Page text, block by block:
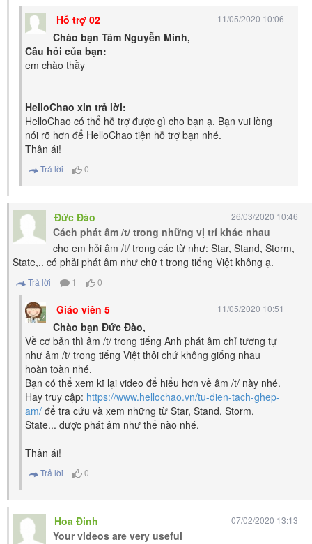
Hỗ trợ 02 11/05/2020 10:06
Chào bạn Tâm Nguyễn Minh,
Câu hỏi của bạn:
em chào thầy
HelloChao xin trả lời:
HelloChao có thể hỗ trợ được gì cho bạn ạ. Bạn vui lòng
nói rõ hơn để HelloChao tiện hỗ trợ bạn nhé.
Thân ái!
Trả lời 0
Đức Đào 26/03/2020 10:46
Cách phát âm /t/ trong những vị trí khác nhau
cho em hỏi âm /t/ trong các từ như: Star, Stand, Storm,
State,.. có phải phát âm như chữ t trong tiếng Việt không ạ.
Trả lời 1 0
Giáo viên 5 11/05/2020 10:51
Chào bạn Đức Đào,
Về cơ bản thì âm /t/ trong tiếng Anh phát âm chỉ tương tự
như âm /t/ trong tiếng Việt thôi chứ không giống nhau
hoàn toàn nhé.
Bạn có thể xem kĩ lại video để hiểu hơn về âm /t/ này nhé.
Hay truy cập: https://www.hellochao.vn/tu-dien-tach-ghep-
am/ để tra cứu và xem những từ Star, Stand, Storm,
State... được phát âm như thế nào nhé.
Thân ái!
Trả lời 0
Hoa Đinh 07/02/2020 13:13
Your videos are very useful